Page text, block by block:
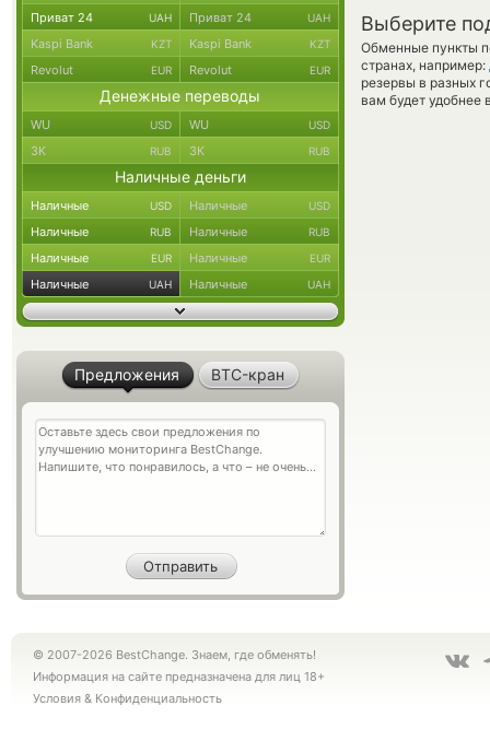
Выберите
Обменные пункты
странах, например:
резервы в разных
вам будет удобнее
Приват 24 UAH Приват 24 UAH
Kaspi Bank KZT Kaspi Bank KZT
Revolut EUR Revolut EUR
Денежные переводы
WU USD WU USD
ЗК RUB ЗК RUB
Наличные деньги
Наличные USD Наличные USD
Наличные RUB Наличные RUB
Наличные EUR Наличные EUR
Наличные UAH Наличные UAH
Предложения BTC-кран
© 2007-2026 BestChange. Знаем, где обменять!
Информация на сайте предназначена для лиц 18+
Условия & Конфиденциальность